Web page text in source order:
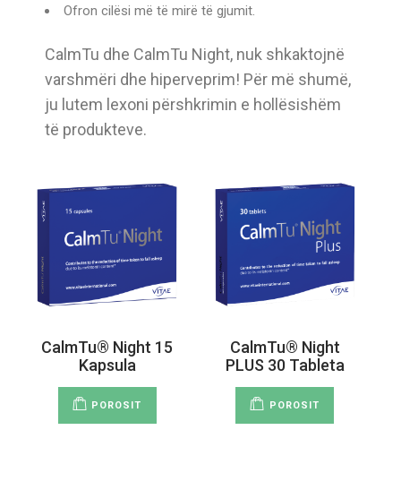
Ofron cilësi më të mirë të gjumit.
CalmTu dhe CalmTu Night, nuk shkaktojnë
varshmëri dhe hiperveprim! Për më shumë,
ju lutem lexoni përshkrimin e hollësishëm
të produkteve.
CalmTu® Night 15
Kapsula
POROSIT
CalmTu® Night
PLUS 30 Tableta
POROSIT